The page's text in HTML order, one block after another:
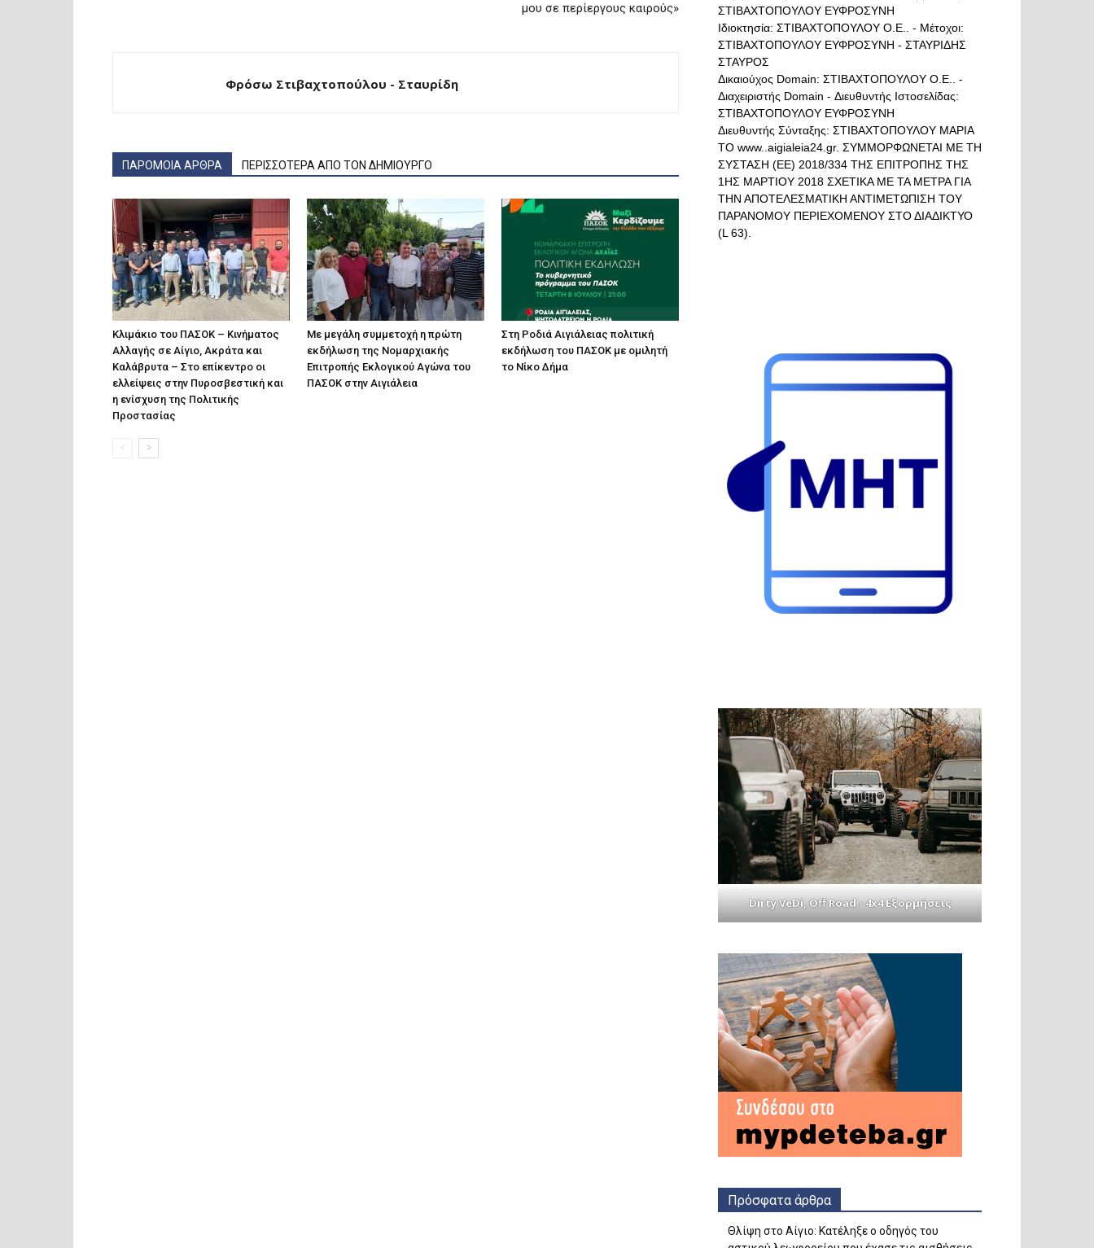
μου σε περίεργους καιρούς»
Φρόσω Στιβαχτοπούλου - Σταυρίδη
ΠΑΡΟΜΟΙΑ ΑΡΘΡΑ ΠΕΡΙΣΣΟΤΕΡΑ ΑΠΟ ΤΟΝ ΔΗΜΙΟΥΡΓΟ
Κλιμάκιο του ΠΑΣΟΚ – Κινήματος
Αλλαγής σε Αίγιο, Ακράτα και
Καλάβρυτα – Στο επίκεντρο οι
ελλείψεις στην Πυροσβεστική και
η ενίσχυση της Πολιτικής
Προστασίας
Με μεγάλη συμμετοχή η πρώτη
εκδήλωση της Νομαρχιακής
Επιτροπής Εκλογικού Αγώνα του
ΠΑΣΟΚ στην Αιγιάλεια
Στη Ροδιά Αιγιάλειας πολιτική
εκδήλωση του ΠΑΣΟΚ με ομιλητή
το Νίκο Δήμα
ΣΤΙΒΑΧΤΟΠΟΥΛΟΥ ΕΥΦΡΟΣΥΝΗ
Ιδιοκτησία: ΣΤΙΒΑΧΤΟΠΟΥΛΟΥ Ο.Ε.. - Μέτοχοι:
ΣΤΙΒΑΧΤΟΠΟΥΛΟΥ ΕΥΦΡΟΣΥΝΗ - ΣΤΑΥΡΙΔΗΣ
ΣΤΑΥΡΟΣ
Δικαιούχος Domain: ΣΤΙΒΑΧΤΟΠΟΥΛΟΥ Ο.Ε.. -
Διαχειριστής Domain - Διευθυντής Ιστοσελίδας:
ΣΤΙΒΑΧΤΟΠΟΥΛΟΥ ΕΥΦΡΟΣΥΝΗ
Διευθυντής Σύνταξης: ΣΤΙΒΑΧΤΟΠΟΥΛΟΥ ΜΑΡΙΑ
ΤΟ www..aigialeia24.gr. ΣΥΜΜΟΡΦΩΝΕΤΑΙ ΜΕ ΤΗ
ΣΥΣΤΑΣΗ (ΕΕ) 2018/334 ΤΗΣ ΕΠΙΤΡΟΠΗΣ ΤΗΣ
1ΗΣ ΜΑΡΤΙΟΥ 2018 ΣΧΕΤΙΚΑ ΜΕ ΤΑ ΜΕΤΡΑ ΓΙΑ
ΤΗΝ ΑΠΟΤΕΛΕΣΜΑΤΙΚΗ ΑΝΤΙΜΕΤΩΠΙΣΗ ΤΟΥ
ΠΑΡΑΝΟΜΟΥ ΠΕΡΙΕΧΟΜΕΝΟΥ ΣΤΟ ΔΙΑΔΙΚΤΥΟ
(L 63).
Dirty VeDi, Off Road - 4x4 Εξορμήσεις
Πρόσφατα άρθρα
Θλίψη στο Αίγιο: Κατέληξε ο οδηγός του